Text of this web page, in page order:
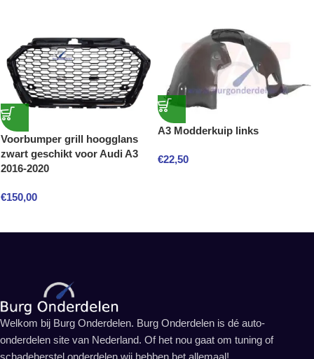
Voorbumper grill hoogglans
zwart geschikt voor Audi A3
2016-2020
€150,00
A3 Modderkuip links
€22,50
Welkom bij Burg Onderdelen. Burg Onderdelen is dé auto-
onderdelen site van Nederland. Of het nou gaat om tuning of
schadeherstel onderdelen wij hebben het allemaal!